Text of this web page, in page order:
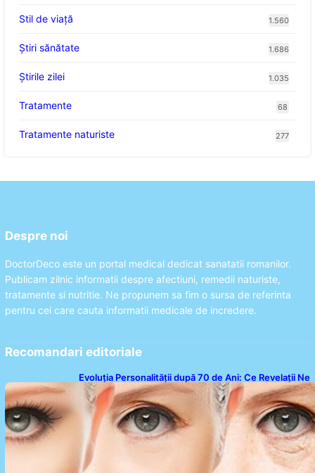
Stil de viaţă 1.560
Ştiri sănătate 1.686
Știrile zilei 1.035
Tratamente 68
Tratamente naturiste 277
Despre noi
DoctorDeco este un portal medical dedicat sanatatii romanilor.
Publicam zilnic informatii despre afectiuni, remedii naturiste,
tratamente si nutritie. Ne propunem sa fim o sursa de referinta
pentru cei care cauta informatii medicale de incredere.
Recomandari editoriale
Evoluția Personalității după 70 de Ani: Ce Revelații Ne
Oferă Studiile Psihologice